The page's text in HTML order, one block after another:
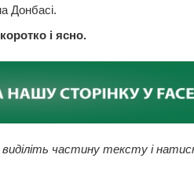
Донбасі.
і ясно.
частину тексту і